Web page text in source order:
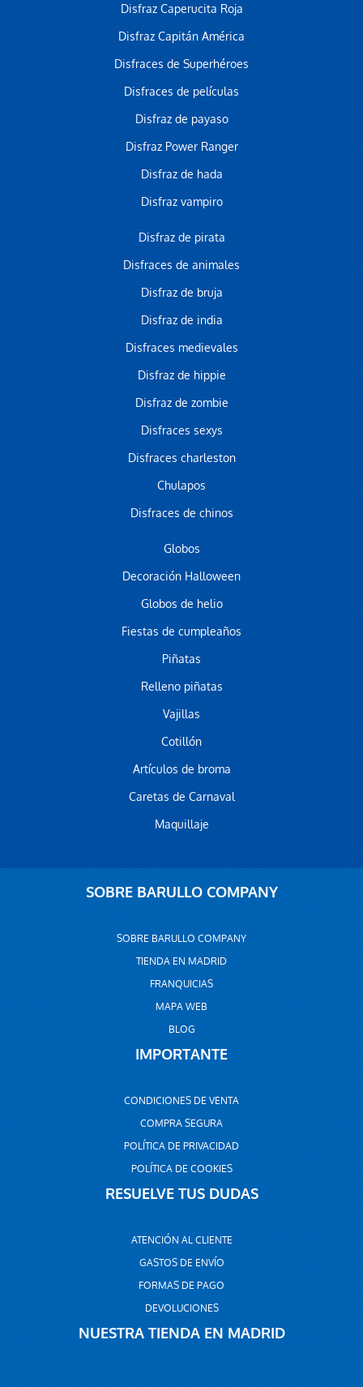
Disfraz Caperucita Roja
Disfraz Capitán América
Disfraces de Superhéroes
Disfraces de películas
Disfraz de payaso
Disfraz Power Ranger
Disfraz de hada
Disfraz vampiro
Disfraz de pirata
Disfraces de animales
Disfraz de bruja
Disfraz de india
Disfraces medievales
Disfraz de hippie
Disfraz de zombie
Disfraces sexys
Disfraces charleston
Chulapos
Disfraces de chinos
Globos
Decoración Halloween
Globos de helio
Fiestas de cumpleaños
Piñatas
Relleno piñatas
Vajillas
Cotillón
Artículos de broma
Caretas de Carnaval
Maquillaje
SOBRE BARULLO COMPANY
SOBRE BARULLO COMPANY
TIENDA EN MADRID
FRANQUICIAS
MAPA WEB
BLOG
IMPORTANTE
CONDICIONES DE VENTA
COMPRA SEGURA
POLÍTICA DE PRIVACIDAD
POLÍTICA DE COOKIES
RESUELVE TUS DUDAS
ATENCIÓN AL CLIENTE
GASTOS DE ENVÍO
FORMAS DE PAGO
DEVOLUCIONES
NUESTRA TIENDA EN MADRID